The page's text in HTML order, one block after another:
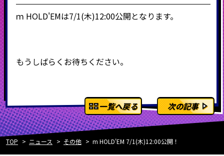
ｍ HOLD'EMは7/1(木)12:00公開となります。
もうしばらくお待ちください。
一覧へ戻る 次の記事
TOP ニュース その他 m HOLD'EM 7/1(木)12:00公開！